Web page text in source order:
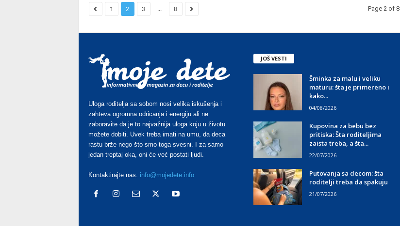
1 2 3 ... 8 Page 2 of 8
Uloga roditelja sa sobom nosi velika iskušenja i
zahteva ogromna odricanja i energiju ali ne
zaboravite da je to najvažnija uloga koju u životu
možete dobiti. Uvek treba imati na umu, da deca
rastu brže nego što smo toga svesni. I za samo
jedan treptaj oka, oni će već postati ljudi.
Kontaktirajte nas: info@mojedete.info
JOŠ VESTI
Šminka za malu i veliku
maturu: šta je primereno i
kako...
04/08/2026
Kupovina za bebu bez
pritiska: Šta roditeljima
zaista treba, a šta...
22/07/2026
Putovanja sa decom: šta
roditelji treba da spakuju
21/07/2026